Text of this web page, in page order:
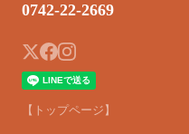
0742-22-2669
【トップページ】